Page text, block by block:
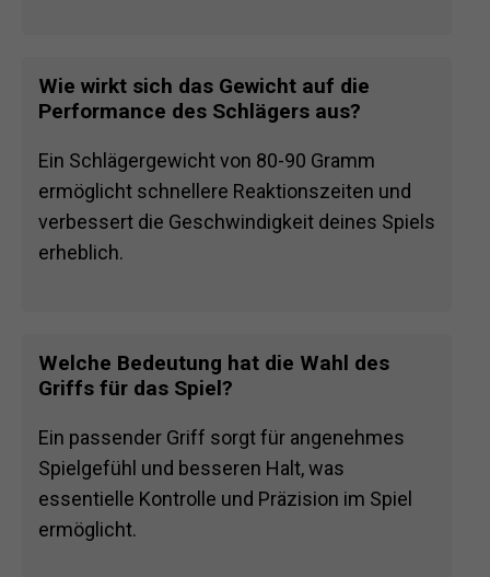
Wie wirkt sich das Gewicht auf die
Performance des Schlägers aus?
Ein Schlägergewicht von 80-90 Gramm
ermöglicht schnellere Reaktionszeiten und
verbessert die Geschwindigkeit deines Spiels
erheblich.
Welche Bedeutung hat die Wahl des
Griffs für das Spiel?
Ein passender Griff sorgt für angenehmes
Spielgefühl und besseren Halt, was
essentielle Kontrolle und Präzision im Spiel
ermöglicht.